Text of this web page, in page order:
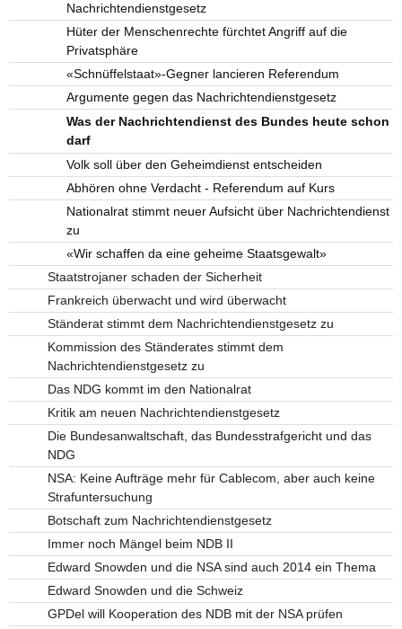
Nachrichtendienstgesetz
Hüter der Menschenrechte fürchtet Angriff auf die
Privatsphäre
«Schnüffelstaat»-Gegner lancieren Referendum
Argumente gegen das Nachrichtendienstgesetz
Was der Nachrichtendienst des Bundes heute schon
darf
Volk soll über den Geheimdienst entscheiden
Abhören ohne Verdacht - Referendum auf Kurs
Nationalrat stimmt neuer Aufsicht über Nachrichtendienst
zu
«Wir schaffen da eine geheime Staatsgewalt»
Staatstrojaner schaden der Sicherheit
Frankreich überwacht und wird überwacht
Ständerat stimmt dem Nachrichtendienstgesetz zu
Kommission des Ständerates stimmt dem
Nachrichtendienstgesetz zu
Das NDG kommt im den Nationalrat
Kritik am neuen Nachrichtendienstgesetz
Die Bundesanwaltschaft, das Bundesstrafgericht und das
NDG
NSA: Keine Aufträge mehr für Cablecom, aber auch keine
Strafuntersuchung
Botschaft zum Nachrichtendienstgesetz
Immer noch Mängel beim NDB II
Edward Snowden und die NSA sind auch 2014 ein Thema
Edward Snowden und die Schweiz
GPDel will Kooperation des NDB mit der NSA prüfen